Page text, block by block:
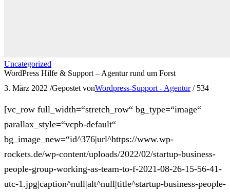
Uncategorized
WordPress Hilfe & Support – Agentur rund um Forst
3. März 2022 /Gepostet vonWordpress-Support - Agentur / 534
[vc_row full_width=“stretch_row“ bg_type=“image“
parallax_style=“vcpb-default“
bg_image_new=“id^376|url^https://www.wp-
rockets.de/wp-content/uploads/2022/02/startup-business-
people-group-working-as-team-to-f-2021-08-26-15-56-41-
utc-1.jpg|caption^null|alt^null|title^startup-business-people-